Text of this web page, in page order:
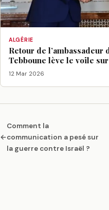
ALGÉRIE
Retour de l’ambassadeur
Tebboune lève le voile
12 Mar 2026
←
Comment la
communication a pesé sur
la guerre contre Israël ?